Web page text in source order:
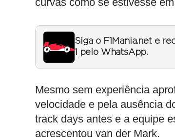
Siga o F1Mania.net e
1 pelo WhatsApp.
Mesmo sem experiência
velocidade e pela ausência
track days antes e a equipe
acrescentou van der Mark.